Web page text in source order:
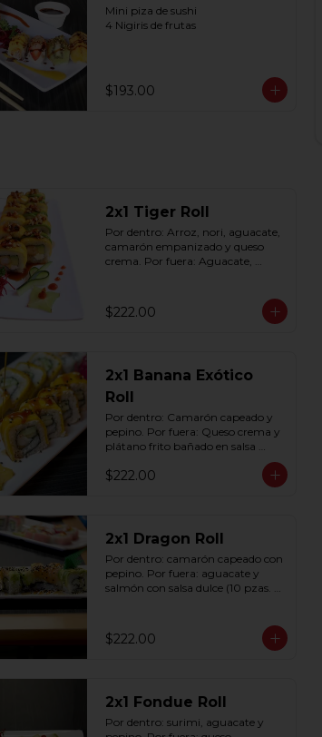
Mini piza de sushi
4 Nigiris de frutas
$193.00
2x1 Tiger Roll
Por dentro: Arroz, nori, aguacate,
camarón empanizado y queso
crema. Por fuera: Aguacate,
anguila (10 pzas. por rollo).
$222.00
2x1 Banana Exótico
Roll
Por dentro: Camarón capeado y
pepino. Por fuera: Queso crema y
plátano frito bañado en salsa
rollo).
$222.00
2x1 Dragon Roll
Por dentro: camarón capeado con
pepino. Por fuera: aguacate y
salmón con salsa dulce (10 pzas.
$222.00
2x1 Fondue Roll
Por dentro: surimi, aguacate y